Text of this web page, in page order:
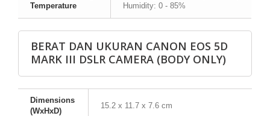
Temperature
Humidity: 0 - 85%
BERAT DAN UKURAN CANON EOS 5D
MARK III DSLR CAMERA (BODY ONLY)
Dimensions
(WxHxD)
15.2 x 11.7 x 7.6 cm